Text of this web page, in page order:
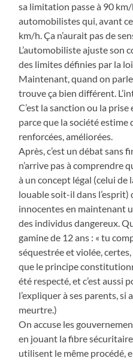
sa limitation passe à 90
automobilistes qui, avant
km/h. Ça n’aurait pas de
L’automobiliste ajuste son
des limites définies par la
Maintenant, quand on
trouve ça bien différent.
C’est la sanction ou la
parce que la société
renforcées, améliorées.
Après, c’est un débat sans
n’arrive pas à comprendre
à un concept légal (celui
louable soit-il dans l’esprit)
innocentes en maintenant
des individus dangereux.
gamine de 12 ans : « tu
séquestrée et violée,
que le principe
été respecté, et c’est aussi
l’expliquer à ses parents, si
meurtre.)
On accuse les
en jouant la fibre
utilisent le même procédé,